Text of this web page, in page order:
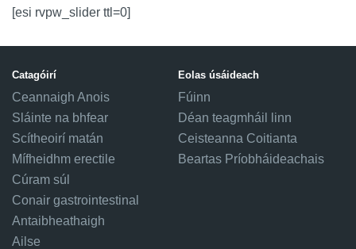
[esi rvpw_slider ttl=0]
Catagóirí
Ceannaigh Anois
Sláinte na bhfear
Scítheoirí matán
Mífheidhm erectile
Cúram súl
Conair gastrointestinal
Antaibheathaigh
Ailse
Eolas úsáideach
Fúinn
Déan teagmháil linn
Ceisteanna Coitianta
Beartas Príobháideachais